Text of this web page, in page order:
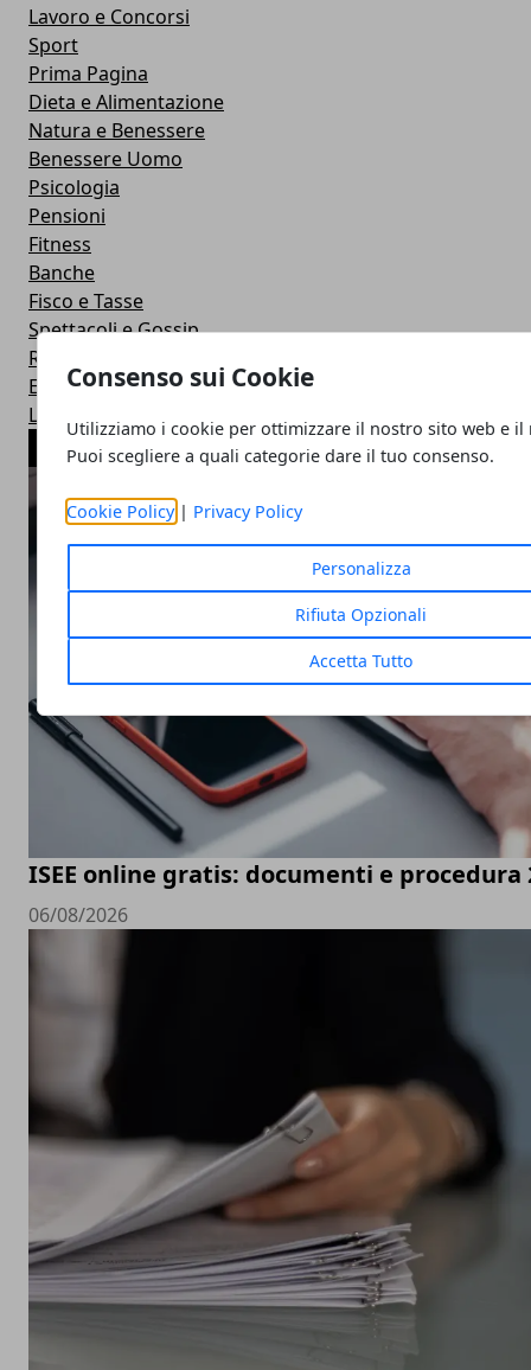
Consenso sui Cookie
Utilizziamo i cookie per ottimizzare il nostro sito web e il
Puoi scegliere a quali categorie dare il tuo consenso.
Cookie Policy| Privacy Policy
Personalizza
Rifiuta Opzionali
Accetta Tutto
Lavoro e Concorsi
Sport
Prima Pagina
Dieta e Alimentazione
Natura e Benessere
Benessere Uomo
Psicologia
Pensioni
Fitness
Banche
Fisco e Tasse
Spettacoli e Gossip
Ricerche e Nuove Scoperte
Esteri
Lotterie ed Estrazioni
ARTICOLI POPOLARI
ISEE online gratis: documenti e procedura
06/08/2026